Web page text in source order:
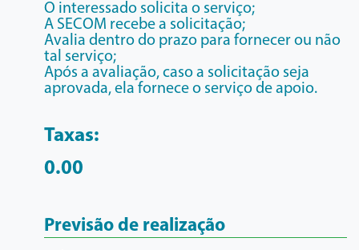
O interessado solicita o serviço;
A SECOM recebe a solicitação;
Avalia dentro do prazo para fornecer ou não
tal serviço;
Após a avaliação, caso a solicitação seja
aprovada, ela fornece o serviço de apoio.
Taxas:
0.00
Previsão de realização